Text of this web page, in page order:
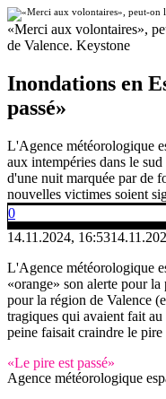
«Merci aux volontaires»,
de Valence. Keystone
Inondations en
passé»
L'Agence météorologique
aux intempéries dans le
d'une nuit marquée par de
nouvelles victimes soient
0
14.11.2024, 16:53
L'Agence météorologique
«orange» son alerte pour
pour la région de Valence
tragiques qui avaient fait
peine faisait craindre le pire
«Le pire est passé»
Agence météorologique